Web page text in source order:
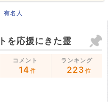
有名人
を応援にきた霊
コメント
14 件
ランキング
223 位